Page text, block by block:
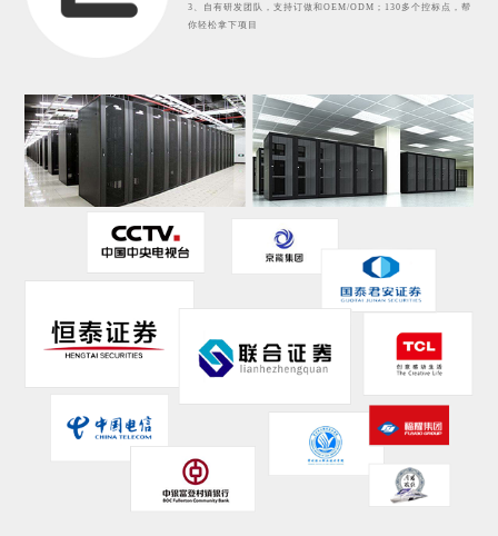
3、自有研发团队，支持订做和OEM/ODM；130多个控标点，帮
你轻松拿下项目